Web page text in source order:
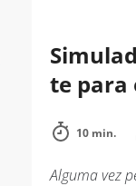
te para
10 min.
Alguma vez